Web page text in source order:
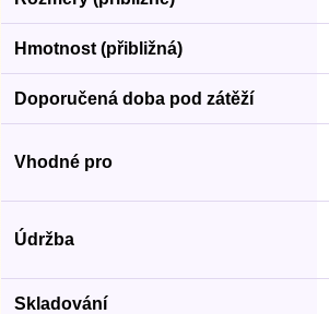
Hmotnost (přibližná)
Doporučená doba pod zátěží
Vhodné pro
Údržba
Skladování